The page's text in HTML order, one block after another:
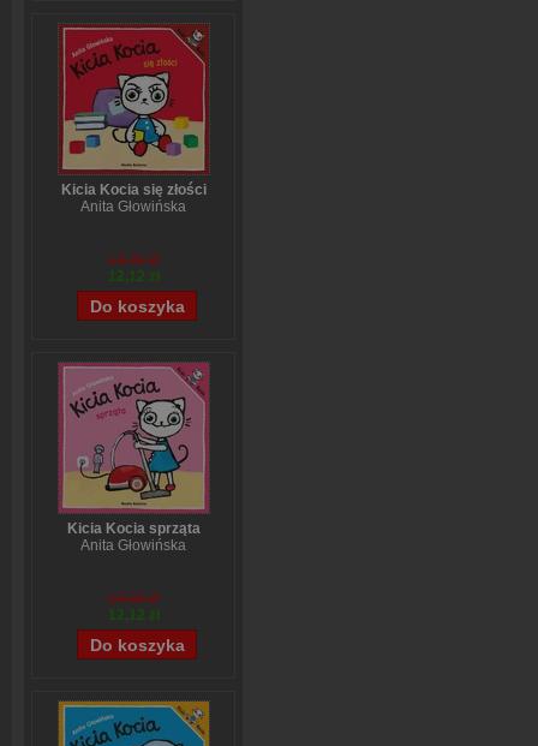
Kicia Kocia się złości
Anita Głowińska
14,90 zł
12,12 zł
Kicia Kocia sprząta
Anita Głowińska
14,90 zł
12,12 zł